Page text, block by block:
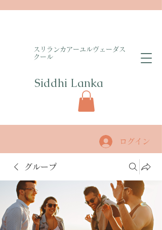
​スリランカアーユルヴェーダス
クール
Siddhi Lanka​
ログイン
グループ